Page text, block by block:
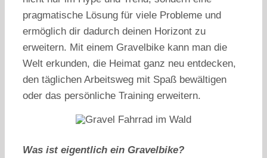
pragmatische Lösung für viele Probleme und
ermöglich dir dadurch deinen Horizont zu
erweitern. Mit einem Gravelbike kann man die
Welt erkunden, die Heimat ganz neu entdecken,
den täglichen Arbeitsweg mit Spaß bewältigen
oder das persönliche Training erweitern.
Was ist eigentlich ein Gravelbike?